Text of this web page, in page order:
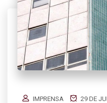
IMPRENSA 29 DE